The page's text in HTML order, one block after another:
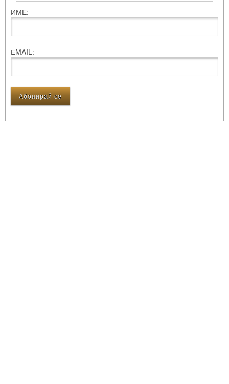
ИМЕ:
ЕMAIL: